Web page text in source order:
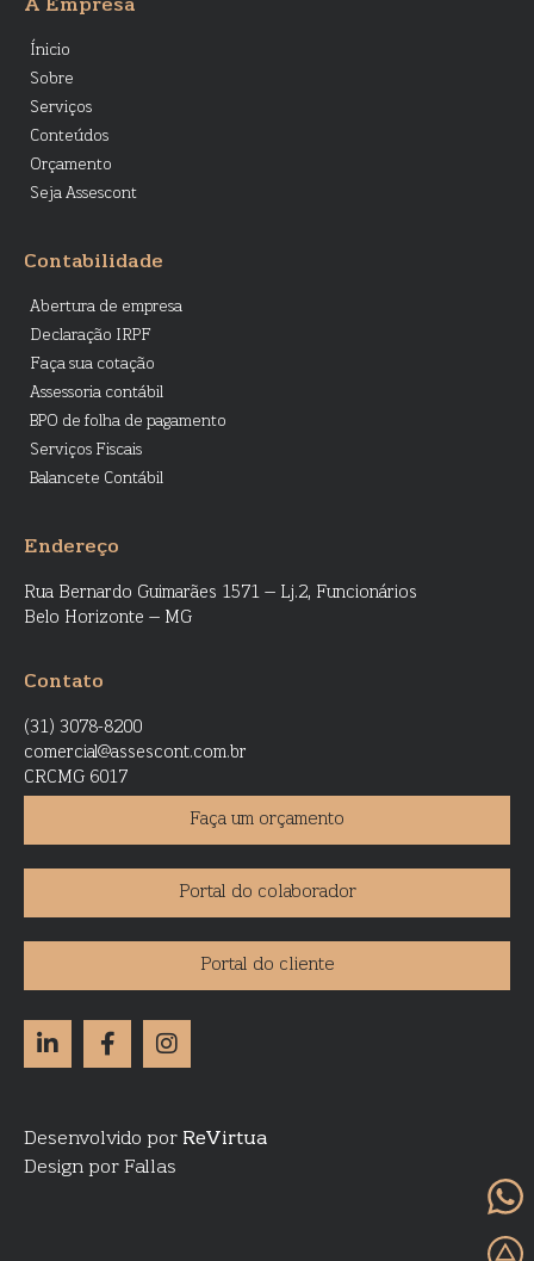
A Empresa
Ínicio
Sobre
Serviços
Conteúdos
Orçamento
Seja Assescont
Contabilidade
Abertura de empresa
Declaração IRPF
Faça sua cotação
Assessoria contábil
BPO de folha de pagamento
Serviços Fiscais
Balancete Contábil
Endereço
Rua Bernardo Guimarães 1571 – Lj.2, Funcionários
Belo Horizonte – MG
Contato
(31) 3078-8200
comercial@assescont.com.br
CRCMG 6017
Faça um orçamento
Portal do colaborador
Portal do cliente
Desenvolvido por ReVirtua
Design por Fallas